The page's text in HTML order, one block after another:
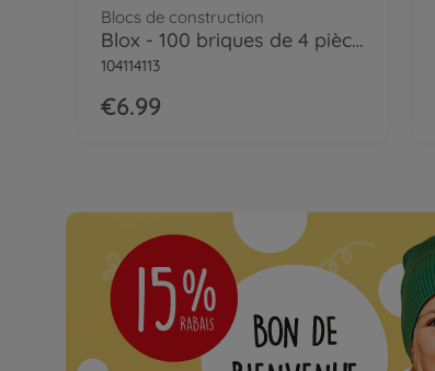
Blocs de construction
Blox - 100 briques de 4 pièces blanches - compatibles avec les briques de jeu connues
104114113
€6.99